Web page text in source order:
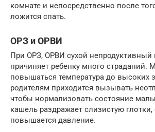
комнате и непосредственно после
ложится спать.
ОРЗ и ОРВИ
При ОРЗ, ОРВИ сухой непродуктивный
причиняет ребенку много страданий.
повышаться температура до высоких
родителям приходится вызывать
чтобы нормализовать состояние
кашель раздражает слизистую глотки,
повышается давление.